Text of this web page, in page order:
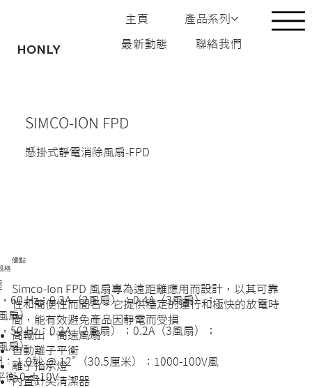
HONLY
主頁 產品系列
最新動態 聯絡我們
SIMCO-ION FPD
懸掛式靜電消除風扇-FPD
60 Hz：0.3A（2風扇）；0.4A（3風扇）；
扇）
50 Hz：0.2A（2風扇）；0.2A（3風扇）；
扇）
1.0秒 @ 12"（30.5厘米）；1000-100V風
衡 0 ±10V
格
Simco-Ion FPD 風扇專為遠距離應用而設計，以其可靠
性和簡便性而聞名。它提供穩定的運行和極快的放電時
間，能有效避免產品因靜電而受損
高輸出、高速風扇
自動離子平衡
離子指示燈
內置針尖清潔器
優點